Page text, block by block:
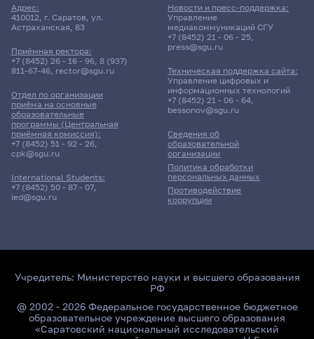
Адрес:
410012, г. Саратов, ул.
Астраханская, 83
Приёмная ректора:
+7 (8452) 26 - 16 - 96, 8 (937)
811-67-46, rector@sgu.ru
Отдел по организации
приёма на основные
образовательные
программы (Центральная
приёмная комиссия):
+7 (8452) 51 - 92 - 26,
cpk@sgu.ru
International Students:
+7 (8452) 50 - 87 - 07,
ied@sgu.ru
Сведения об
образовательной
организации
Политика обработки
персональных данных
Противодействие
коррупции
Новости и пресс-поддержка:
Управление
медиакоммуникаций СГУ
+7 (8452) 21 - 06 - 25,
press@sgu.ru
Техническая поддержка сайта:
Управление цифровых и
информационных технологий
+7 (8452) 21 - 06 - 64,
bessonov@sgu.ru
Учредитель: Министерство науки и высшего образования
РФ
@ 2002 - 2026 Федеральное государственное бюджетное
образовательное учреждение высшего образования
«Саратовский национальный исследовательский